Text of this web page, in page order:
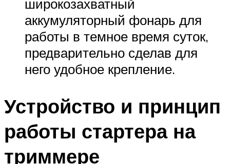
широкозахватный
аккумуляторный фонарь для
работы в темное время суток,
предварительно сделав для
него удобное крепление.
Устройство и принцип
работы стартера на
триммере